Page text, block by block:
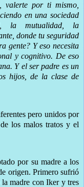
valerte por ti mismo,
en una sociedad
la mutualidad, la
donde tu seguridad
gente? Y eso necesita
y cognitivo. De eso
Y el ser padre es un
hijos, de la clase de
pero unidos por
los malos tratos y el
por su madre a los
origen. Primero sufrió
madre con Iker y tres